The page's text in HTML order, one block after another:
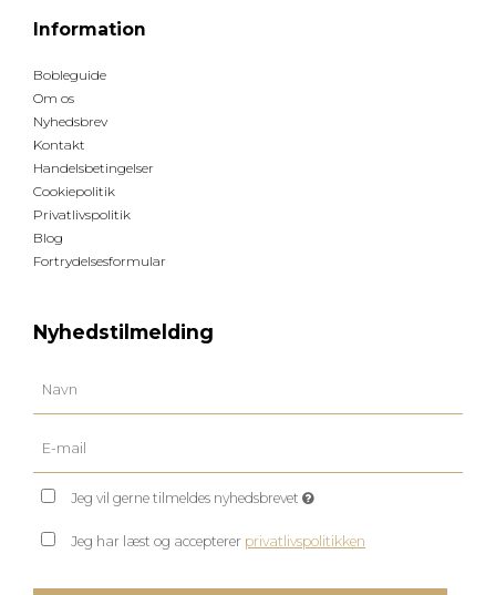
Information
Bobleguide
Om os
Nyhedsbrev
Kontakt
Handelsbetingelser
Cookiepolitik
Privatlivspolitik
Blog
Fortrydelsesformular
Nyhedstilmelding
Jeg vil gerne tilmeldes nyhedsbrevet
Jeg har læst og accepterer privatlivspolitikken